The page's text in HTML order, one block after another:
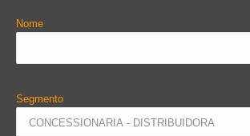
Nome
Segmento